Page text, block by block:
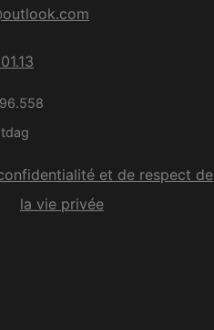
et de respect de
la vie privée